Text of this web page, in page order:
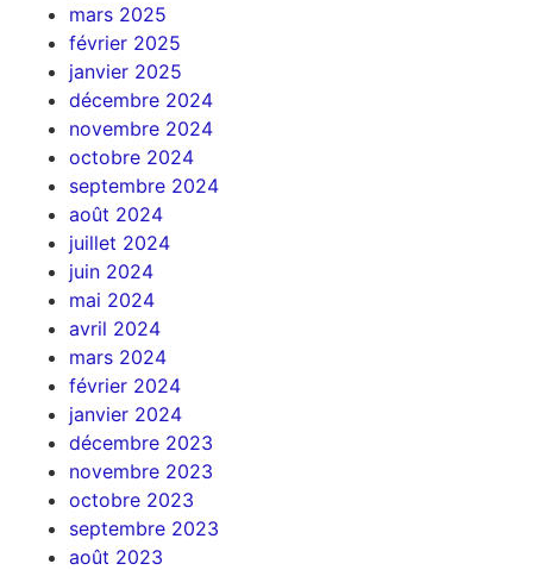
mars 2025
février 2025
janvier 2025
décembre 2024
novembre 2024
octobre 2024
septembre 2024
août 2024
juillet 2024
juin 2024
mai 2024
avril 2024
mars 2024
février 2024
janvier 2024
décembre 2023
novembre 2023
octobre 2023
septembre 2023
août 2023